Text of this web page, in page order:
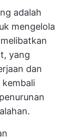
adalah
mengelola
yang
dan